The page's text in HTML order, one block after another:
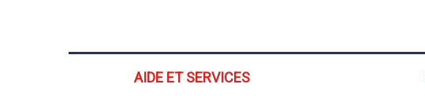
AIDE ET SERVICES